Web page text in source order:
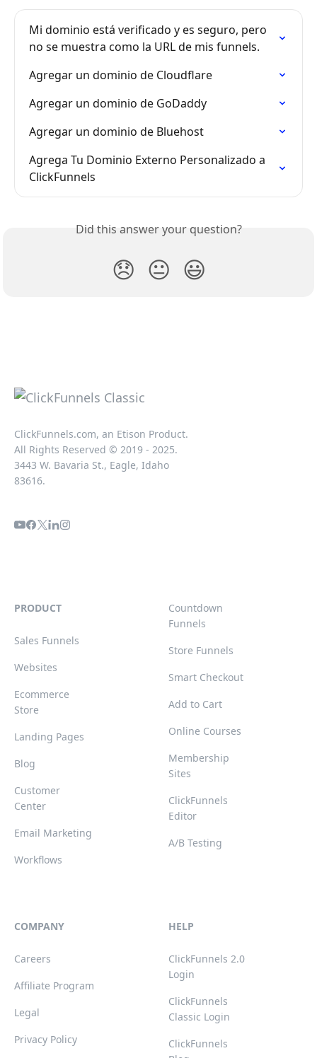
Mi dominio está verificado y es seguro, pero
no se muestra como la URL de mis funnels.
Agregar un dominio de Cloudflare
Agregar un dominio de GoDaddy
Agregar un dominio de Bluehost
Agrega Tu Dominio Externo Personalizado a
ClickFunnels
Did this answer your question?
😞 😐 😃
ClickFunnels.com, an Etison Product.
All Rights Reserved © 2019 - 2025.
3443 W. Bavaria St., Eagle, Idaho
83616.
PRODUCT
Sales Funnels
Websites
Ecommerce
Store
Landing Pages
Blog
Customer
Center
Email Marketing
Workflows
Countdown
Funnels
Store Funnels
Smart Checkout
Add to Cart
Online Courses
Membership
Sites
ClickFunnels
Editor
A/B Testing
COMPANY
Careers
Affiliate Program
Legal
Privacy Policy
HELP
ClickFunnels 2.0
Login
ClickFunnels
Classic Login
ClickFunnels